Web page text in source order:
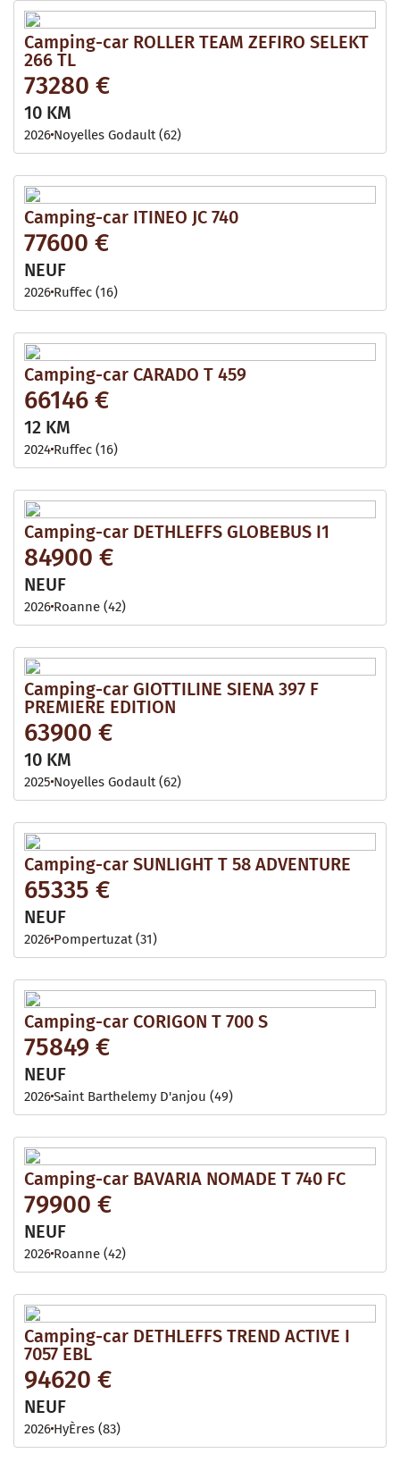
Camping-car ROLLER TEAM ZEFIRO SELEKT
266 TL
73280 €
10 KM
2026 Noyelles Godault (62)
Camping-car ITINEO JC 740
77600 €
NEUF
2026 Ruffec (16)
Camping-car CARADO T 459
66146 €
12 KM
2024 Ruffec (16)
Camping-car DETHLEFFS GLOBEBUS I1
84900 €
NEUF
2026 Roanne (42)
Camping-car GIOTTILINE SIENA 397 F
PREMIERE EDITION
63900 €
10 KM
2025 Noyelles Godault (62)
Camping-car SUNLIGHT T 58 ADVENTURE
65335 €
NEUF
2026 Pompertuzat (31)
Camping-car CORIGON T 700 S
75849 €
NEUF
2026Saint Barthelemy D'anjou (49)
Camping-car BAVARIA NOMADE T 740 FC
79900 €
NEUF
2026 Roanne (42)
Camping-car DETHLEFFS TREND ACTIVE I
7057 EBL
94620 €
NEUF
2026 HyÈres (83)